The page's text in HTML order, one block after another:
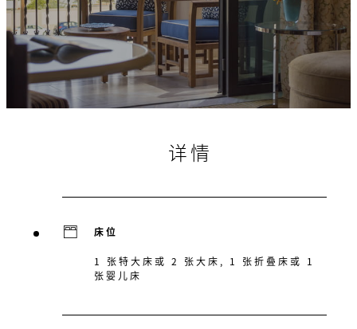
详情
床位
1 张特大床或 2 张大床, 1 张折叠床或 1
张婴儿床